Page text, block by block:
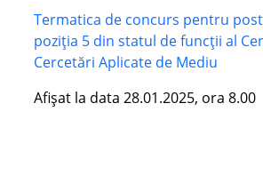
Termatica de concurs pentru
poziția 5 din statul de funcții al
Cercetări Aplicate de Mediu
Afișat la data 28.01.2025, ora 8.00